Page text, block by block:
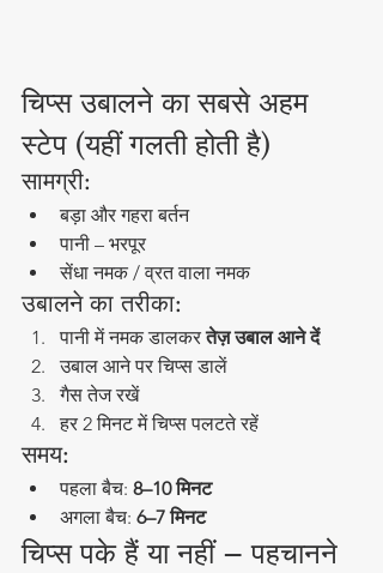
चिप्स उबालने का सबसे अहम
स्टेप (यहीं गलती होती है)
सामग्री:
बड़ा और गहरा बर्तन
पानी – भरपूर
सेंधा नमक / व्रत वाला नमक
उबालने का तरीका:
पानी में नमक डालकर तेज़ उबाल आने दें
उबाल आने पर चिप्स डालें
गैस तेज रखें
हर 2 मिनट में चिप्स पलटते रहें
समय:
पहला बैच: 8–10 मिनट
अगला बैच: 6–7 मिनट
चिप्स पके हैं या नहीं – पहचानने